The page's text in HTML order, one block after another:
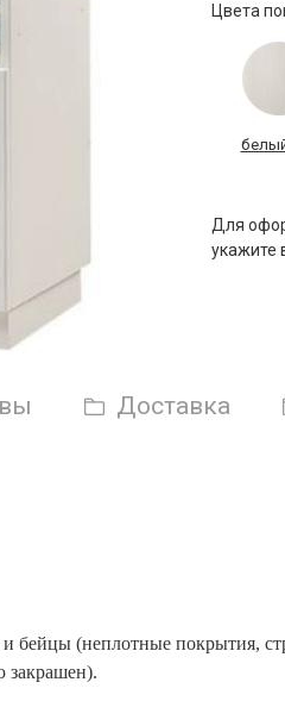
Цвета
Для
укажите
Доставка
(неплотные покрытия,
закрашен).